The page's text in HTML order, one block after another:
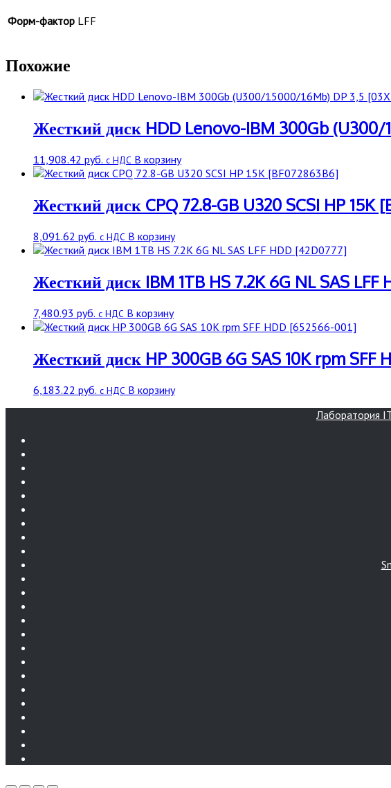
Форм-фактор LFF
Похожие
Жесткий диск HDD Lenovo-IBM 300Gb (U300/
11,908.42 руб. с НДС В корзину
Жесткий диск CPQ 72.8-GB U320 SCSI HP 15K
8,091.62 руб. с НДС В корзину
Жесткий диск IBM 1TB HS 7.2K 6G NL SAS LFF
7,480.93 руб. с НДС В корзину
Жесткий диск HP 300GB 6G SAS 10K rpm SFF
6,183.22 руб. с НДС В корзину
Лаборатория